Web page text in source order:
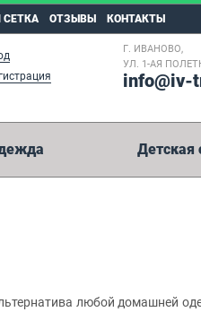
СЕТКА ОТЗЫВЫ КОНТАКТЫ
Г. ИВАНОВО,
УЛ. 1-АЯ
info@iv-
Детская
любой домашней